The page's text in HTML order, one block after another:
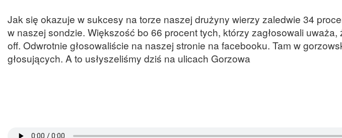
Jak się okazuje w sukcesy na torze naszej drużyny wierzy zaledwie 34
w naszej sondzie. Większość bo 66 procent tych, którzy zagłosowali
off. Odwrotnie głosowaliście na naszej stronie na facebooku. Tam w
głosujących. A to usłyszeliśmy dziś na ulicach Gorzowa